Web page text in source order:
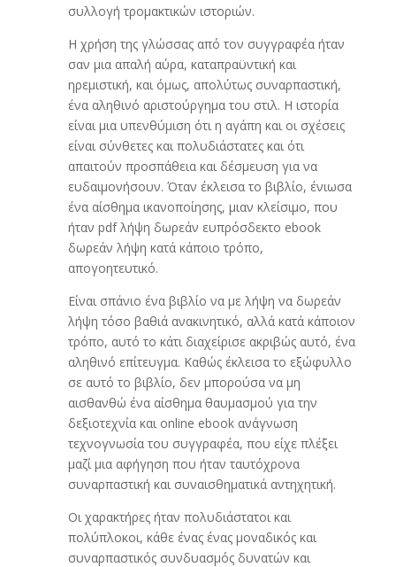
συλλογή τρομακτικών ιστοριών.
Η χρήση της γλώσσας από τον συγγραφέα ήταν
σαν μια απαλή αύρα, καταπραϋντική και
ηρεμιστική, και όμως, απολύτως συναρπαστική,
ένα αληθινό αριστούργημα του στιλ. Η ιστορία
είναι μια υπενθύμιση ότι η αγάπη και οι σχέσεις
είναι σύνθετες και πολυδιάστατες και ότι
απαιτούν προσπάθεια και δέσμευση για να
ευδαιμονήσουν. Όταν έκλεισα το βιβλίο, ένιωσα
ένα αίσθημα ικανοποίησης, μιαν κλείσιμο, που
ήταν pdf λήψη δωρεάν ευπρόσδεκτο ebook
δωρεάν λήψη κατά κάποιο τρόπο,
απογοητευτικό.
Είναι σπάνιο ένα βιβλίο να με λήψη να δωρεάν
λήψη τόσο βαθιά ανακινητικό, αλλά κατά κάποιον
τρόπο, αυτό το κάτι διαχείρισε ακριβώς αυτό, ένα
αληθινό επίτευγμα. Καθώς έκλεισα το εξώφυλλο
σε αυτό το βιβλίο, δεν μπορούσα να μη
αισθανθώ ένα αίσθημα θαυμασμού για την
δεξιοτεχνία και online ebook ανάγνωση
τεχνογνωσία του συγγραφέα, που είχε πλέξει
μαζί μια αφήγηση που ήταν ταυτόχρονα
συναρπαστική και συναισθηματικά αντηχητική.
Οι χαρακτήρες ήταν πολυδιάστατοι και
πολύπλοκοι, κάθε ένας ένας μοναδικός και
συναρπαστικός συνδυασμός δυνατών και